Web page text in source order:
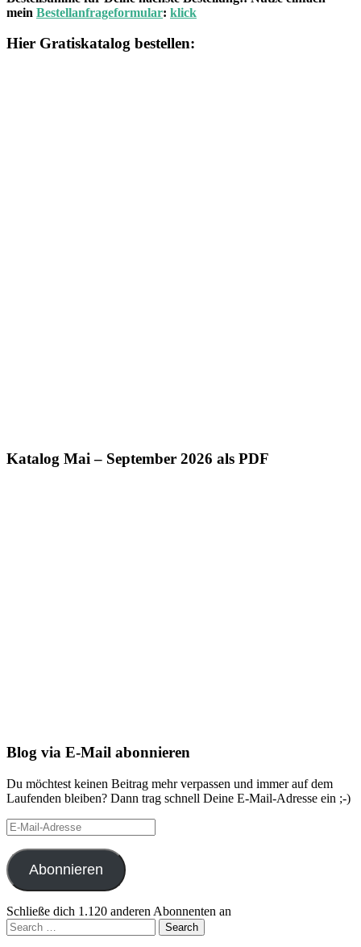
mein Bestellanfrageformular: klick
Hier Gratiskatalog bestellen:
Katalog Mai – September 2026 als PDF
Blog via E-Mail abonnieren
Du möchtest keinen Beitrag mehr verpassen und immer auf dem
Laufenden bleiben? Dann trag schnell Deine E-Mail-Adresse ein ;-)
E-
Mail-
Adresse
Abonnieren
Schließe dich 1.120 anderen Abonnenten an
Search
for: